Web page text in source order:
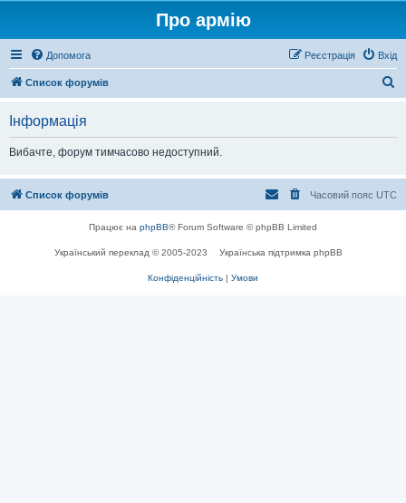
Про армію
Допомога Вхід
Реєстрація
Список форумів
Інформація
Вибачте, форум тимчасово недоступний.
Список форумів Часовий пояс UTC
Працює на phpBB® Forum Software © phpBB Limited
Український переклад © 2005-2023 Українська підтримка phpBB
Конфіденційність | Умови